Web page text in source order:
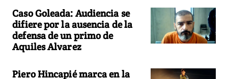
Caso Goleada: Audiencia se
difiere por la ausencia de la
defensa de un primo de
Aquiles Alvarez
Piero Hincapié marca en la